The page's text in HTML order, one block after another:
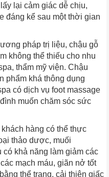
lại cảm giác dễ chịu,
đáng kể sau một thời gian
pháp trị liệu, chậu gỗ
không thể thiếu cho nhu
thẩm mỹ viện. Chậu
phẩm khá thông dụng
có dịch vụ foot massage
muốn chăm sóc sức
hàng có thể thực
thảo dược, muối
khả năng làm giảm các
mạch máu, giãn nở tốt
thể trạng, cải thiện giấc